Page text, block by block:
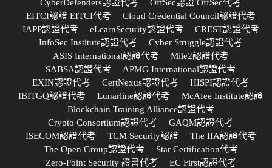
CyberDefenders認證代考
OffSec認證 OffSec代考
EITCI認證 EITCI代考
Cloud Credential Council認證代考
IAPP認證代考
eLearnSecurity認證代考
CREST認證代考
InfoSec Institute認證代考
Cyber Struggle認證代考
ASIS International認證代考
Mile2認證代考
SABSA認證代考
APMG International認證代考
EXIN認證代考
CertNexus認證代考
HISPI認證代考
IBITGQ認證代考
Lunarline認證代考
McAfee Institute認證
Blockchain Training Alliance認證代考
Crypto Consortium認證代考
GAQM認證代考
ISECOM認證代考
TCM Security認證
The IIA認證代考
The Open Group認證代考
Star Certification代考
Zero-Point Security 證書代考
EC First認證代考